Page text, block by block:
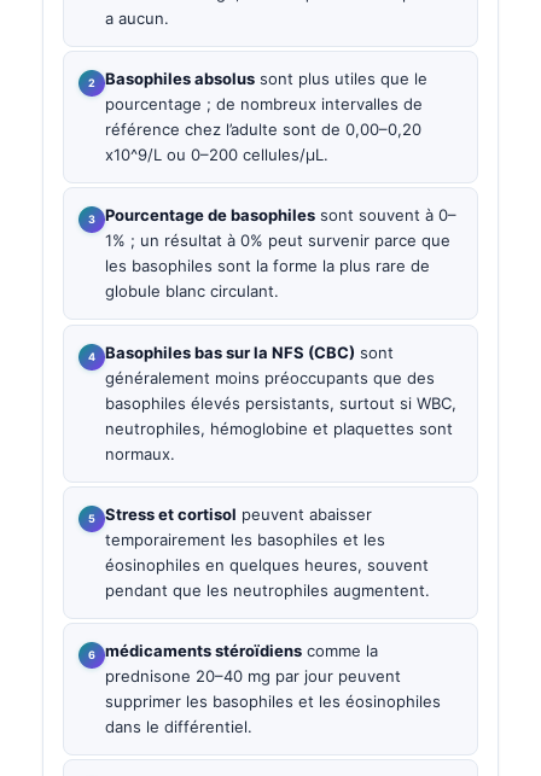
a aucun.
Basophiles absolus sont plus utiles que le
pourcentage ; de nombreux intervalles de
référence chez l’adulte sont de 0,00–0,20
x10^9/L ou 0–200 cellules/µL.
Pourcentage de basophiles sont souvent à 0–
1% ; un résultat à 0% peut survenir parce que
les basophiles sont la forme la plus rare de
globule blanc circulant.
Basophiles bas sur la NFS (CBC) sont
généralement moins préoccupants que des
basophiles élevés persistants, surtout si WBC,
neutrophiles, hémoglobine et plaquettes sont
normaux.
Stress et cortisol peuvent abaisser
temporairement les basophiles et les
éosinophiles en quelques heures, souvent
pendant que les neutrophiles augmentent.
médicaments stéroïdiens comme la
prednisone 20–40 mg par jour peuvent
supprimer les basophiles et les éosinophiles
dans le différentiel.